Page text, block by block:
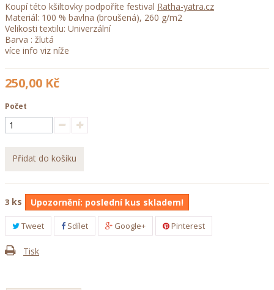
Koupí této kšiltovky podpoříte festival Ratha-yatra.cz
Materiál: 100 % bavlna (broušená), 260 g/m2
Velikosti textilu: Univerzální
Barva : žlutá
více info viz níže
250,00 Kč
Počet
Přidat do košíku
3 ks Upozornění: poslední kus skladem!
Tweet Sdílet Google+ Pinterest
Tisk